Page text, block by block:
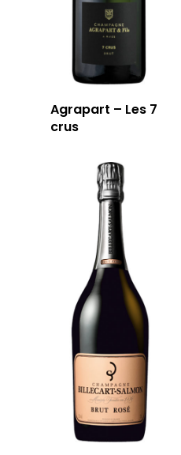
Agrapart – Les 7
crus